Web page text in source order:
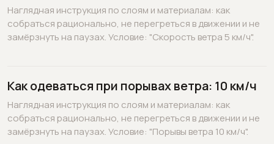
Наглядная инструкция по слоям и материалам: как
собраться рационально, не перегреться в движении и не
замёрзнуть на паузах. Условие: "Скорость ветра 5 км/ч".
Как одеваться при порывах ветра: 10 км/ч
Наглядная инструкция по слоям и материалам: как
собраться рационально, не перегреться в движении и не
замёрзнуть на паузах. Условие: "Порывы ветра 10 км/ч".